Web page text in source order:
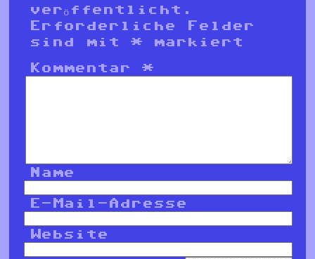
veröffentlicht.
Erforderliche Felder
sind mit* markiert
Kommentar*
Name
E-Mail-Adresse
Website